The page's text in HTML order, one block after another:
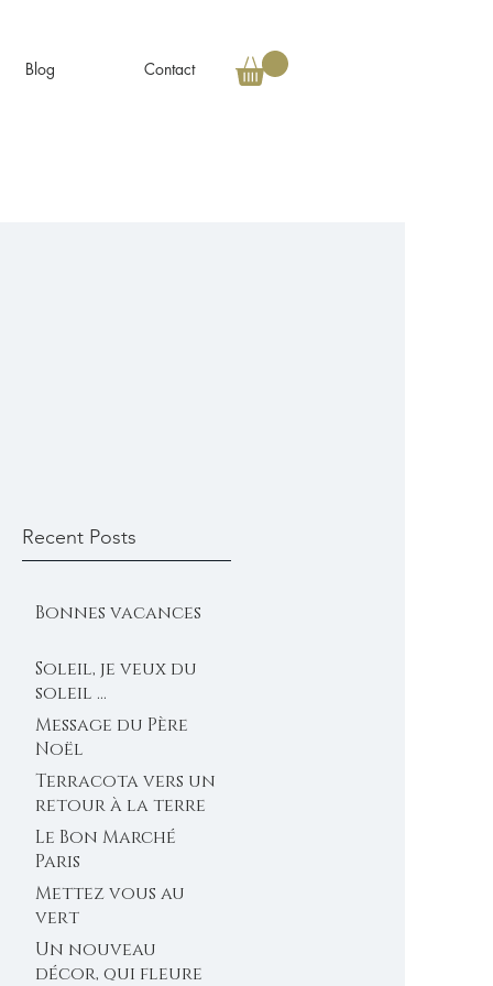
Blog Contact
Recent Posts
Bonnes vacances
Soleil, je veux du
soleil ...
Message du Père
Noël
Terracota vers un
retour à la terre
Le Bon Marché
Paris
Mettez vous au
vert
Un nouveau
décor, qui fleure